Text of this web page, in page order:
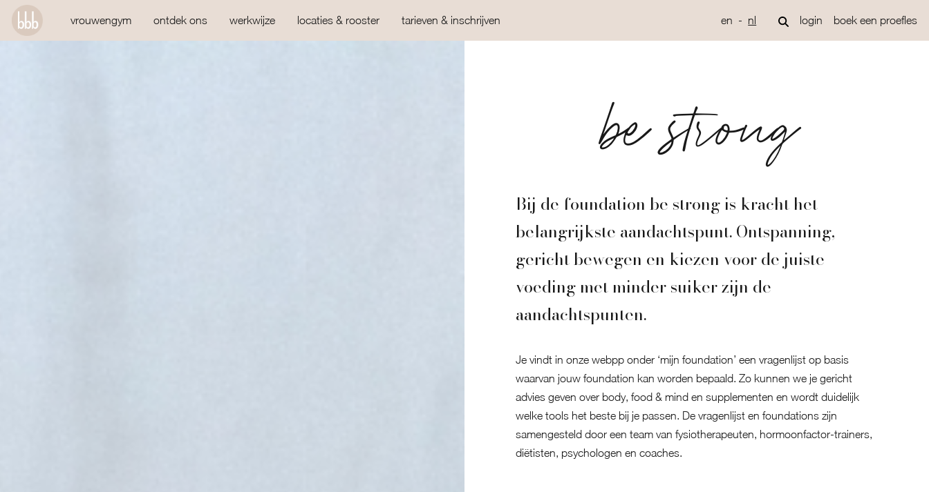
vrouwengym ontdek ons werkwijze locaties & rooster tarieven & inschrijven en nl login boek een proefles
be strong
Bij de foundation be strong is kracht het
belangrijkste aandachtspunt. Ontspanning,
gericht bewegen en kiezen voor de juiste
voeding met minder suiker zijn de
aandachtspunten.
Je vindt in onze webpp onder ‘mijn foundation’ een vragenlijst op basis
waarvan jouw foundation kan worden bepaald. Zo kunnen we je gericht
advies geven over body, food & mind en supplementen en wordt duidelijk
welke tools het beste bij je passen. De vragenlijst en foundations zijn
samengesteld door een team van fysiotherapeuten, hormoonfactor-trainers,
diëtisten, psychologen en coaches.